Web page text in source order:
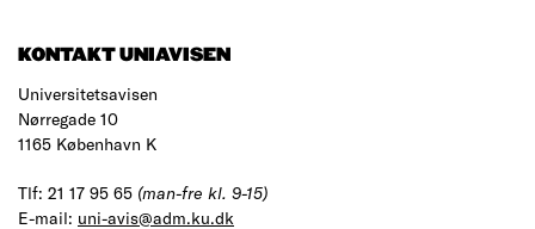
KONTAKT UNIAVISEN
Universitetsavisen
Nørregade 10
1165 København K
Tlf: 21 17 95 65 (man-fre kl. 9-15)
E-mail: uni-avis@adm.ku.dk